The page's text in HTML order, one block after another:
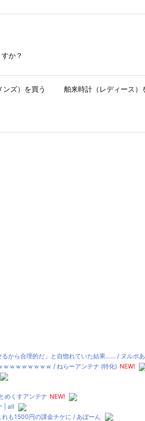
か？
ンズ）を買う 舶来時計（レディース）
から合理的だ」と自惚れていた結果…… / ヌルポ
ｗｗｗｗｗｗｗ / ねらーアンテナ (特化) NEW!
めくすアンテナ NEW!
| all
も1500円の課金チケに / あぼーん